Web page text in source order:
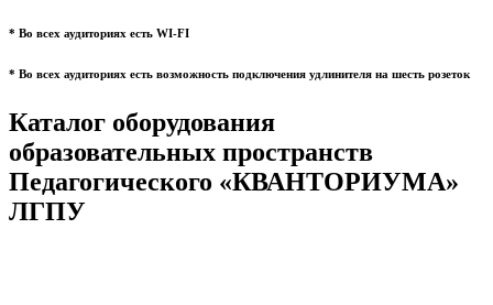
* Во всех аудиториях есть WI-FI
* Во всех аудиториях есть возможность подключения удлинителя на шесть розеток
Каталог оборудования
образовательных пространств
Педагогического «КВАНТОРИУМА»
ЛГПУ